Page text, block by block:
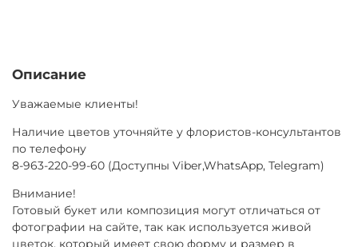
Описание
Уважаемые клиенты!
Наличие цветов уточняйте у флористов-консультантов
по телефону
8-963-220-99-60 (Доступны Viber,WhatsApp, Telegram)
Внимание!
Готовый букет или композиция могут отличаться от
фотографии на сайте, так как используется живой
цветок, который имеет свою форму и размер в